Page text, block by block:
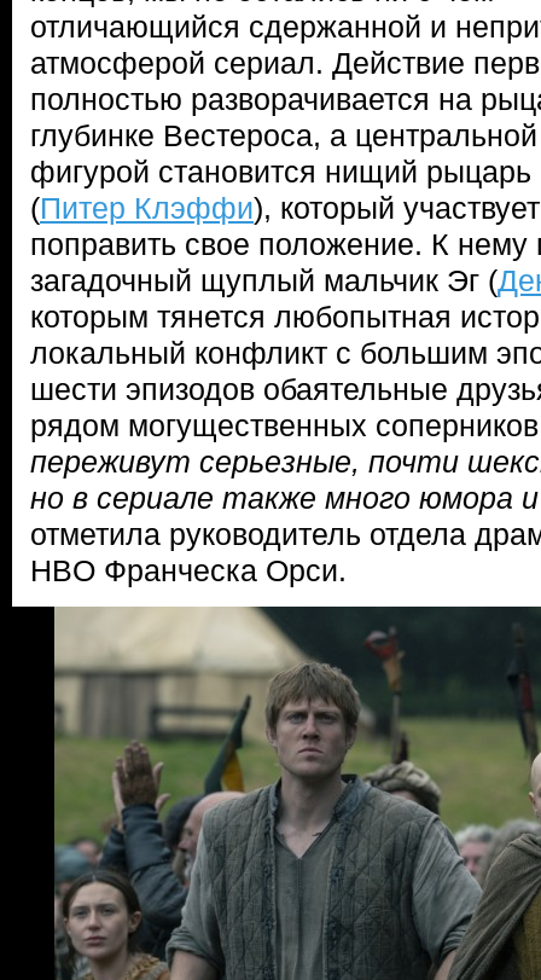
отличающийся сдержанной и
атмосферой сериал. Действие
полностью разворачивается на
глубинке Вестероса, а
фигурой становится нищий
(Питер Клэффи), который
поправить свое положение. К нему
загадочный щуплый мальчик Эг (
которым тянется любопытная
локальный конфликт с большим
шести эпизодов обаятельные
рядом могущественных
переживут серьезные, почти
но в сериале также много юмора
отметила руководитель отдела
HBO Франческа Орси.